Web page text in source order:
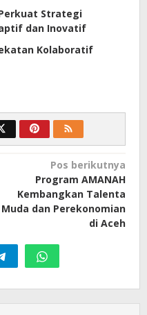
Strategi
dan Inovatif
Kolaboratif
Pos berikutnya
Program AMANAH
Kembangkan Talenta
Muda dan Perekonomian
di Aceh